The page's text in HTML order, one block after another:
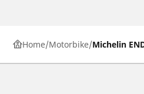
Home Motorbike Michelin